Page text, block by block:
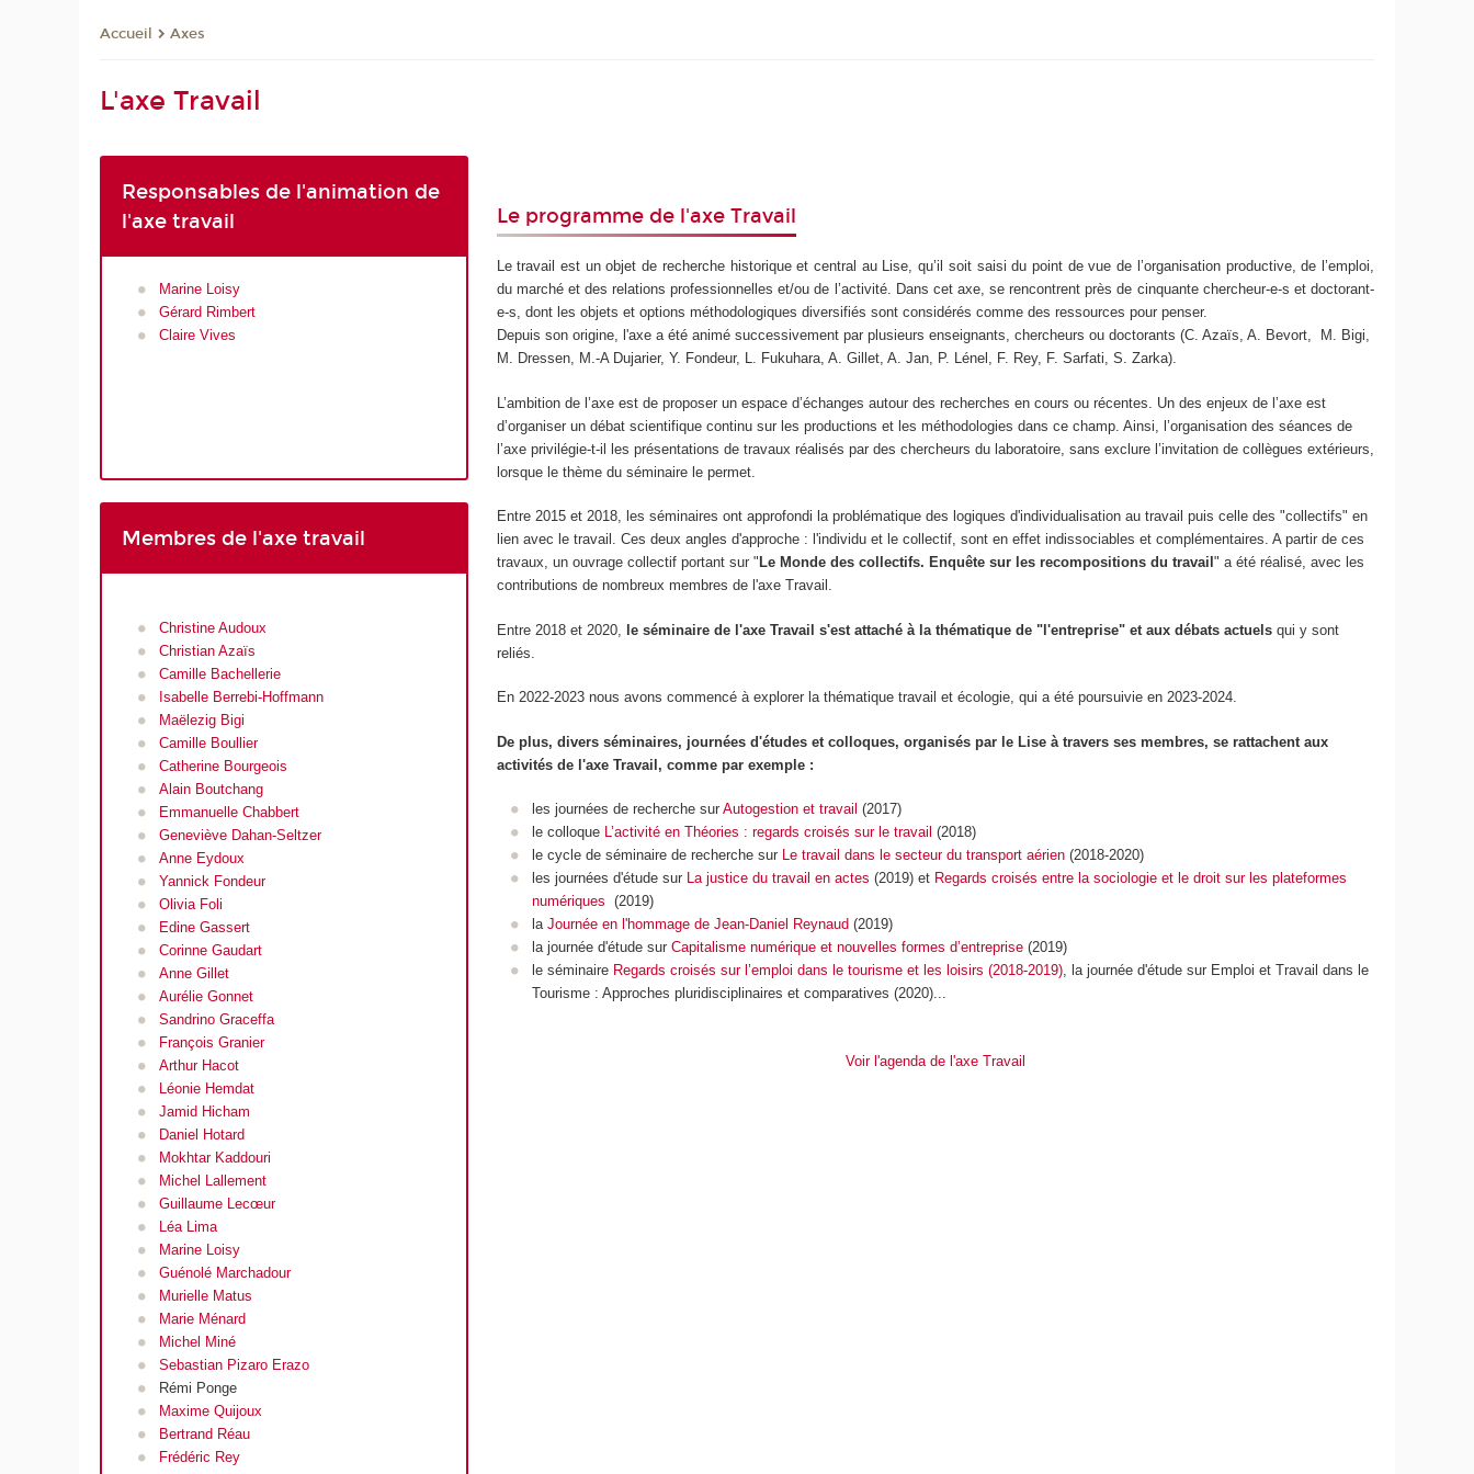
Accueil Axes
L'axe Travail
Responsables de l'animation de
l'axe travail
Marine Loisy
Gérard Rimbert
Claire Vives
Membres de l'axe travail
Christine Audoux
Christian Azaïs
Camille Bachellerie
Isabelle Berrebi-Hoffmann
Maëlezig Bigi
Camille Boullier
Catherine Bourgeois
Alain Boutchang
Emmanuelle Chabbert
Geneviève Dahan-Seltzer
Anne Eydoux
Yannick Fondeur
Olivia Foli
Edine Gassert
Corinne Gaudart
Anne Gillet
Aurélie Gonnet
Sandrino Graceffa
François Granier
Arthur Hacot
Léonie Hemdat
Jamid Hicham
Daniel Hotard
Mokhtar Kaddouri
Michel Lallement
Guillaume Lecœur
Léa Lima
Marine Loisy
Guénolé Marchadour
Murielle Matus
Marie Ménard
Michel Miné
Sebastian Pizaro Erazo
Rémi Ponge
Maxime Quijoux
Bertrand Réau
Frédéric Rey
Le programme de l'axe Travail
Le travail est un objet de recherche historique et central au Lise, qu’il soit saisi du point de vue de l’organisation productive, de l’emploi,
du marché et des relations professionnelles et/ou de l’activité. Dans cet axe, se rencontrent près de cinquante chercheur-e-s et doctorant-
e-s, dont les objets et options méthodologiques diversifiés sont considérés comme des ressources pour penser.
Depuis son origine, l'axe a été animé successivement par plusieurs enseignants, chercheurs ou doctorants (C. Azaïs, A. Bevort, M. Bigi,
M. Dressen, M.-A Dujarier, Y. Fondeur, L. Fukuhara, A. Gillet, A. Jan, P. Lénel, F. Rey, F. Sarfati, S. Zarka).
L’ambition de l’axe est de proposer un espace d’échanges autour des recherches en cours ou récentes. Un des enjeux de l’axe est
d’organiser un débat scientifique continu sur les productions et les méthodologies dans ce champ. Ainsi, l’organisation des séances de
l’axe privilégie-t-il les présentations de travaux réalisés par des chercheurs du laboratoire, sans exclure l’invitation de collègues extérieurs,
lorsque le thème du séminaire le permet.
Entre 2015 et 2018, les séminaires ont approfondi la problématique des logiques d'individualisation au travail puis celle des "collectifs" en
lien avec le travail. Ces deux angles d'approche : l'individu et le collectif, sont en effet indissociables et complémentaires. A partir de ces
travaux, un ouvrage collectif portant sur " Le Monde des collectifs. Enquête sur les recompositions du travail " a été réalisé, avec les
contributions de nombreux membres de l'axe Travail.
Entre 2018 et 2020, le séminaire de l'axe Travail s'est attaché à la thématique de "l'entreprise" et aux débats actuels qui y sont
reliés.
En 2022-2023 nous avons commencé à explorer la thématique travail et écologie, qui a été poursuivie en 2023-2024.
De plus, divers séminaires, journées d'études et colloques, organisés par le Lise à travers ses membres, se rattachent aux
activités de l'axe Travail, comme par exemple :
les journées de recherche surAutogestion et travail (2017)
le colloque L’activité en Théories : regards croisés sur le travail (2018)
le cycle de séminaire de recherche sur Le travail dans le secteur du transport aérien (2018-2020)
les journées d'étude sur La justice du travail en actes (2019) et Regards croisés entre la sociologie et le droit sur les plateformes
numériques (2019)
laJournée en l'hommage de Jean-Daniel Reynaud(2019)
la journée d'étude surCapitalisme numérique et nouvelles formes d’entreprise(2019)
le séminaire Regards croisés sur l’emploi dans le tourisme et les loisirs (2018-2019), la journée d'étude sur Emploi et Travail dans le
Tourisme : Approches pluridisciplinaires et comparatives (2020)...
Voir l'agenda de l'axe Travail